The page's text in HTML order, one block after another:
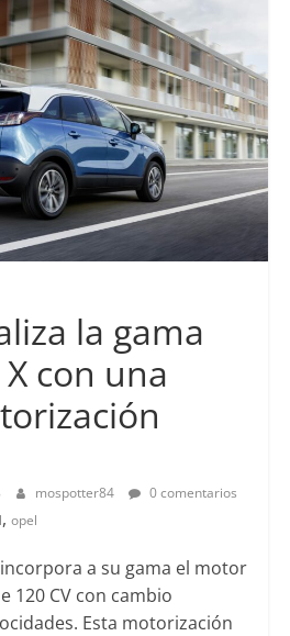
la gama
con una
mospotter84
0 comentarios
, opel
a su gama el motor
120 CV con cambio
Esta motorización